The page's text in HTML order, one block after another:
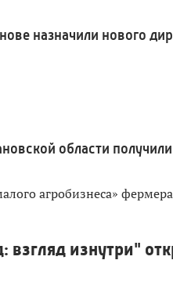
назначили нового
области
агробизнеса»
взгляд изнутри"